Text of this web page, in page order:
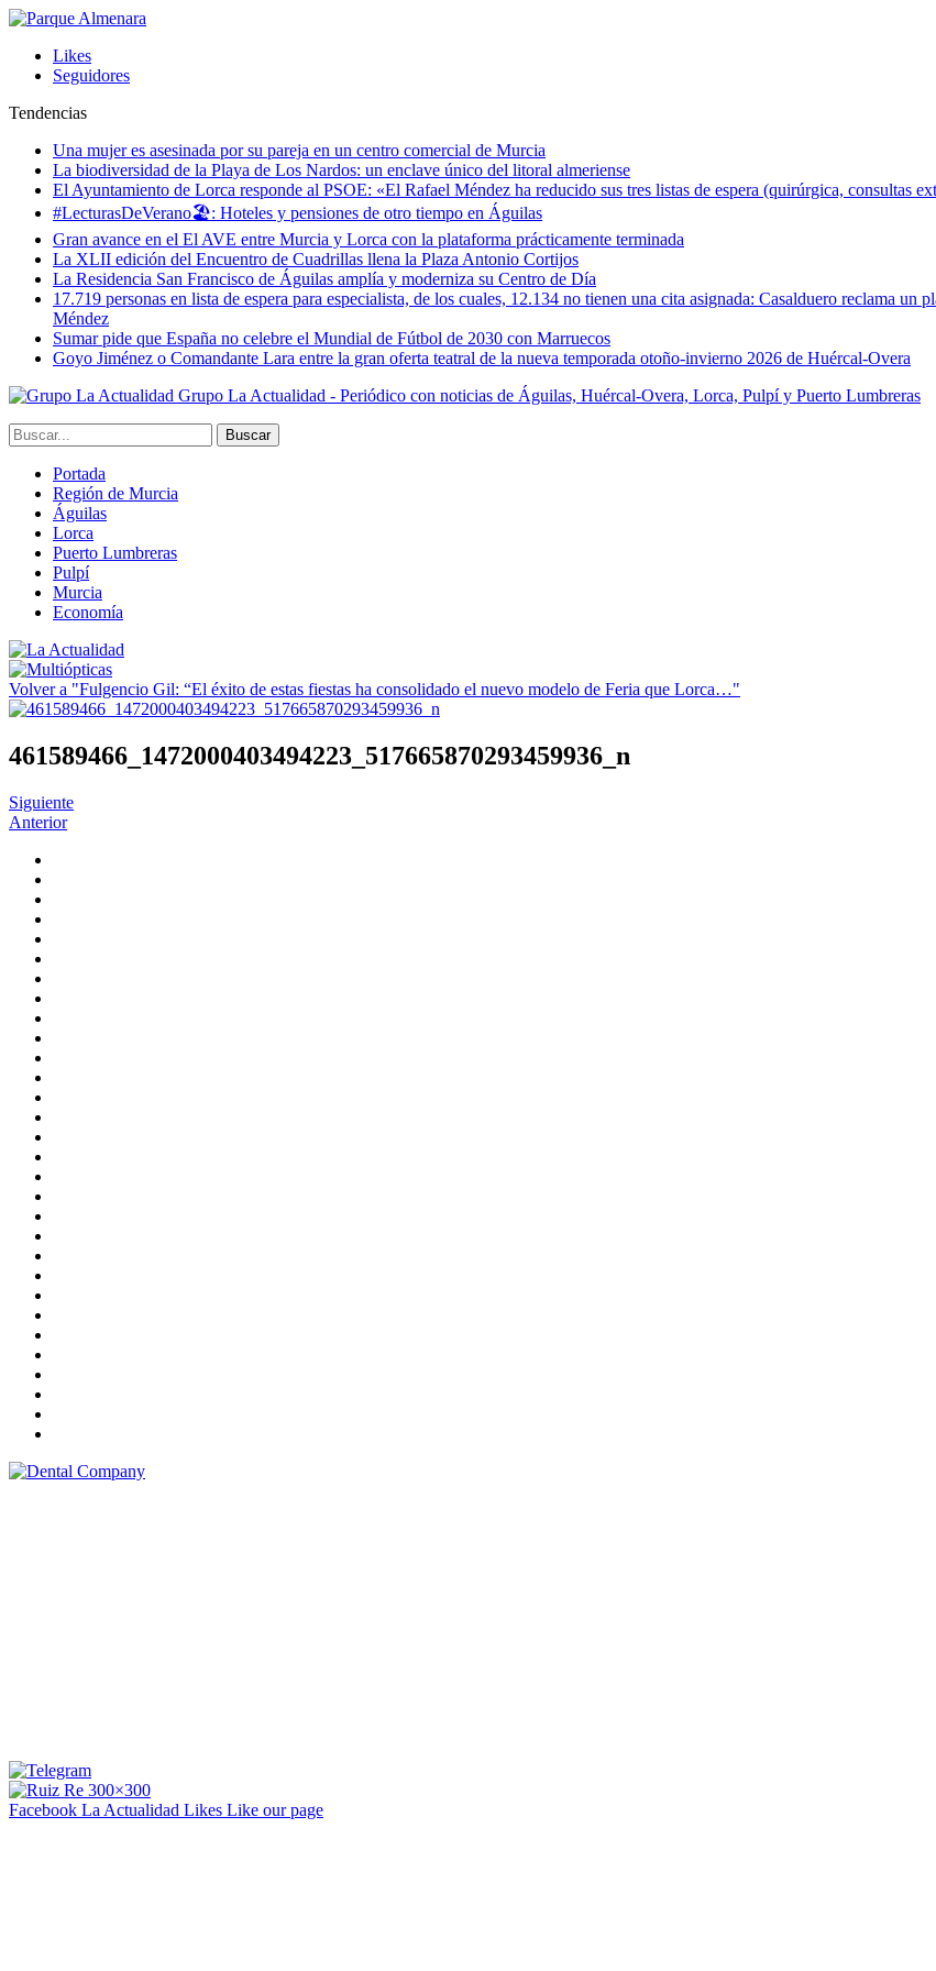
Likes
Seguidores
Tendencias
Una mujer es asesinada por su pareja en un centro comercial de Murcia
La biodiversidad de la Playa de Los Nardos: un enclave único del litoral almeriense
El Ayuntamiento de Lorca responde al PSOE: «El Rafael Méndez ha reducido sus tres listas de espera (quirúrgica, consultas
#LecturasDeVerano🏖: Hoteles y pensiones de otro tiempo en Águilas
Gran avance en el El AVE entre Murcia y Lorca con la plataforma prácticamente terminada
La XLII edición del Encuentro de Cuadrillas llena la Plaza Antonio Cortijos
La Residencia San Francisco de Águilas amplía y moderniza su Centro de Día
17.719 personas en lista de espera para especialista, de los cuales, 12.134 no tienen una cita asignada: Casalduero reclama un
Méndez
Sumar pide que España no celebre el Mundial de Fútbol de 2030 con Marruecos
Goyo Jiménez o Comandante Lara entre la gran oferta teatral de la nueva temporada otoño-invierno 2026 de Huércal-Overa
Grupo La Actualidad - Periódico con noticias de Águilas, Huércal-Overa, Lorca, Pulpí y Puerto Lumbreras
Portada
Región de Murcia
Águilas
Lorca
Puerto Lumbreras
Pulpí
Murcia
Economía
Volver a "Fulgencio Gil: “El éxito de estas fiestas ha consolidado el nuevo modelo de Feria que Lorca…"
461589466_1472000403494223_517665870293459936_n
Siguiente
Anterior
Facebook La Actualidad Likes Like our page